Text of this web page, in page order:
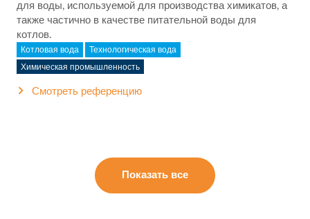
для воды, используемой для производства химикатов, а
также частично в качестве питательной воды для
котлов.
Котловая вода Технологическая вода
Химическая промышленность
Смотреть референцию
Показать все